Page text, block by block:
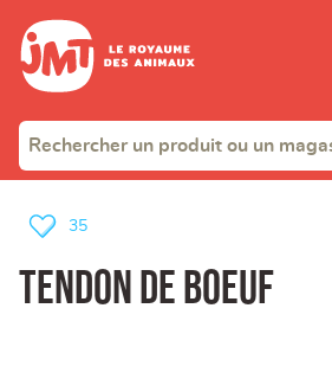
Tendon de boeuf
35